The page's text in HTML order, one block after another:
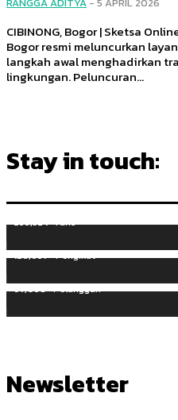
CIBINONG, Bogor | Sketsa
Bogor resmi meluncurkan
langkah awal menghadirkan
lingkungan. Peluncuran...
Stay in touch:
255,324 Fans
128,657 Pengikut
97,058 Pelanggan
Newsletter